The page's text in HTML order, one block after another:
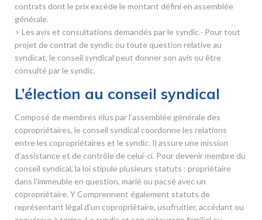
contrats dont le prix excède le montant défini en assemblée
générale.
> Les avis et consultations demandés par le syndic.- Pour tout
projet de contrat de syndic ou toute question relative au
syndicat, le conseil syndical peut donner son avis ou être
consulté par le syndic.
L’élection au conseil syndical
Composé de membres élus par l’assemblée générale des
copropriétaires, le conseil syndical coordonne les relations
entre les copropriétaires et le syndic. Il assure une mission
d’assistance et de contrôle de celui-ci. Pour devenir membre du
conseil syndical, la loi stipule plusieurs statuts : propriétaire
dans l’immeuble en question, marié ou pacsé avec un
copropriétaire. Y Comprennent également statuts de
représentant légal d’un copropriétaire, usufruitier, accédant ou